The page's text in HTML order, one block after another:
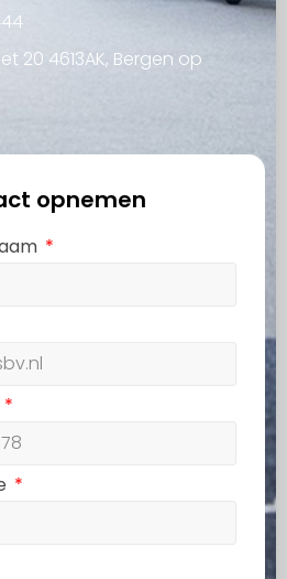
20 4613AK, Bergen op
opnemen